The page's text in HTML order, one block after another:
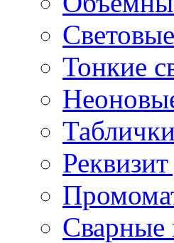
Тонкие
Таблички
Сварные